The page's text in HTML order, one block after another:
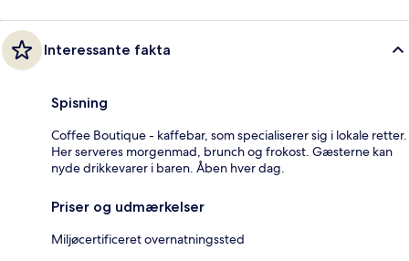
Interessante fakta
Spisning
Coffee Boutique - kaffebar, som specialiserer sig i lokale retter.
Her serveres morgenmad, brunch og frokost. Gæsterne kan
nyde drikkevarer i baren. Åben hver dag.
Priser og udmærkelser
Miljøcertificeret overnatningssted